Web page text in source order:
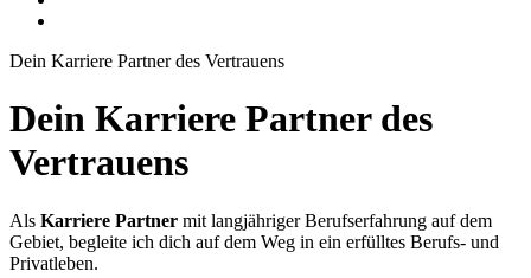
Dein Karriere Partner des Vertrauens
Dein Karriere Partner des
Vertrauens
Als Karriere Partner mit langjähriger Berufserfahrung auf dem
Gebiet, begleite ich dich auf dem Weg in ein erfülltes Berufs- und
Privatleben.